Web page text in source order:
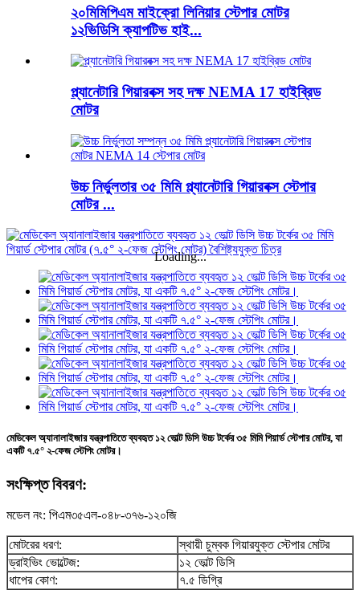
২০মিমিপিএম মাইক্রো লিনিয়ার স্টেপার মোটর
১২ভিডিসি ক্যাপটিভ হাই...
প্ল্যানেটারি গিয়ারবক্স সহ দক্ষ NEMA 17 হাইব্রিড
মোটর
উচ্চ নির্ভুলতার ৩৫ মিমি প্ল্যানেটারি গিয়ারবক্স স্টেপার
মোটর ...
Loading...
মেডিকেল অ্যানালাইজার যন্ত্রপাতিতে ব্যবহৃত ১২ ভোল্ট ডিসি উচ্চ টর্কের ৩৫ মিমি গিয়ার্ড স্টেপার মোটর, যা
একটি ৭.৫° ২-ফেজ স্টেপিং মোটর।
সংক্ষিপ্ত বিবরণ:
মডেল নং: পিএম৩৫এল-০৪৮-৩৭৬-১২০জি
মোটরের ধরণ:
স্থায়ী চুম্বক গিয়ারযুক্ত স্টেপার মোটর
ড্রাইভিং ভোল্টেজ:
১২ ভোল্ট ডিসি
ধাপের কোণ:
৭.৫ ডিগ্রি